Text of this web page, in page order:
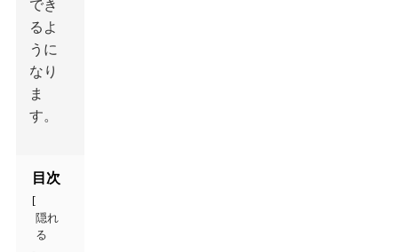
でき
るよ
うに
なり
ま
す。
目次
[
隠れ
る